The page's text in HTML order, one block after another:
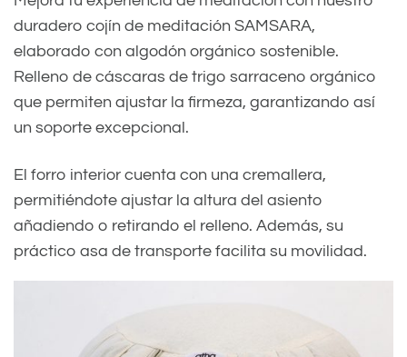
duradero cojín de meditación SAMSARA,
elaborado con algodón orgánico sostenible.
Relleno de cáscaras de trigo sarraceno orgánico
que permiten ajustar la firmeza, garantizando así
un soporte excepcional.
El forro interior cuenta con una cremallera,
permitiéndote ajustar la altura del asiento
añadiendo o retirando el relleno. Además, su
práctico asa de transporte facilita su movilidad.